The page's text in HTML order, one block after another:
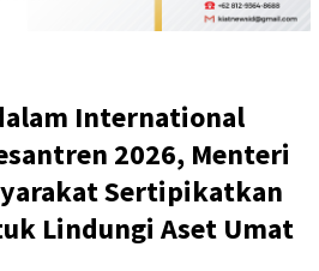
International
2026, Menteri
Sertipikatkan
Lindungi Aset Umat